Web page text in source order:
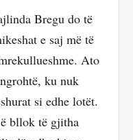
Bregu do të
e saj më të
Ato
ku nuk
si edhe lotët.
bllok të gjitha